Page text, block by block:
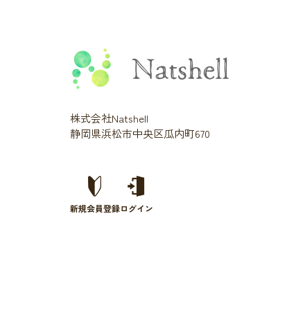
株式会社Natshell
静岡県浜松市中央区瓜内町670
新規会員登録ログイン